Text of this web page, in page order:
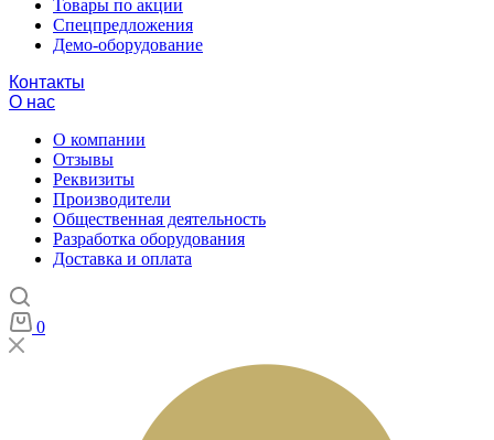
Товары по акции
Спецпредложения
Демо-оборудование
Контакты
О нас
О компании
Отзывы
Реквизиты
Производители
Общественная деятельность
Разработка оборудования
Доставка и оплата
0